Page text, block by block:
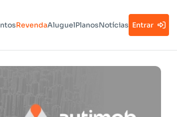
RevendaAluguelPlanosNotícias Entrar